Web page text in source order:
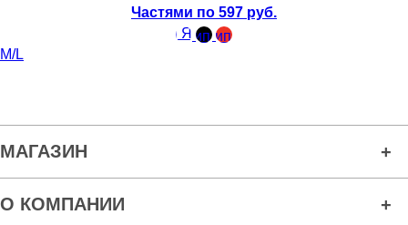
Частями по 597 руб.
M/L
МАГАЗИН
О КОМПАНИИ